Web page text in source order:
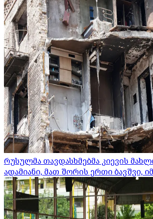
რუსულმა თავდასხმებმა კიევის
ადამიანი, მათ შორის ერთი ბავშვი,